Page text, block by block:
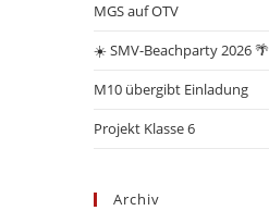
MGS auf OTV
☀️ SMV-Beachparty 2026 🌴
M10 übergibt Einladung
Projekt Klasse 6
Archiv